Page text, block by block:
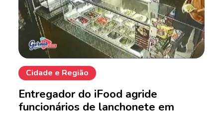
Cidade e Região
Entregador do iFood agride
funcionários de lanchonete em